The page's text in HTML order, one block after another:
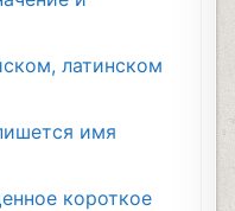
латинском
имя
короткое